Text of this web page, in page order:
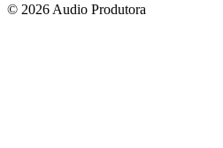
© 2026 Audio Produtora